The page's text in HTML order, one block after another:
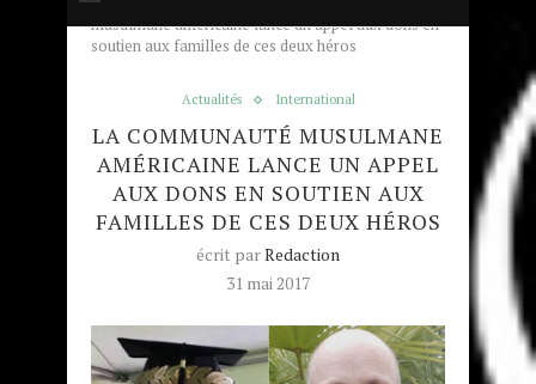
musulmane américaine lance un appel aux dons en
soutien aux familles de ces deux héros
Actualités International
LA COMMUNAUTÉ MUSULMANE
AMÉRICAINE LANCE UN APPEL
AUX DONS EN SOUTIEN AUX
FAMILLES DE CES DEUX HÉROS
écrit parRedaction
31 mai 2017